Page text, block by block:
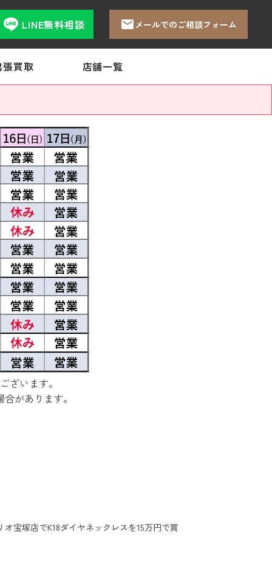
LINE無料相談 メールでのご相談フォーム
張買取 店舗一覧
ざいます。
があります。
オ宝塚店でK18ダイヤネックレスを15万円で買